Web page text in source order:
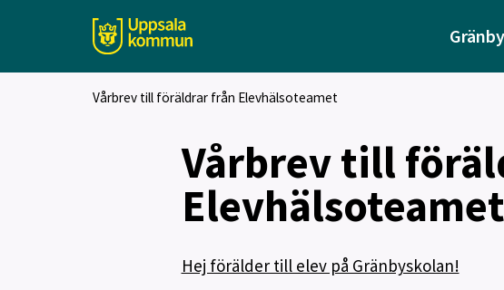
Vårbrev till föräldrar från Elevhälsoteamet
Vårbrev till
Elevhälsoteamet
Hej förälder till elev på Gränbyskolan!